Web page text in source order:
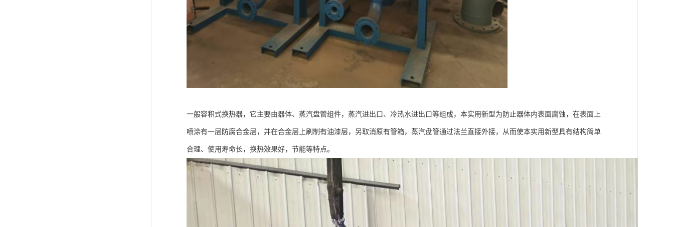
一般容积式换热器，它主要由器体、蒸汽盘管组件，蒸汽进出口、冷热水进出口等组成，本实用新型为防止器体内表面腐蚀，在表面上
喷涂有一层防腐合金层，并在合金层上刷制有油漆层，另取消原有管箱，蒸汽盘管通过法兰直接外接，从而使本实用新型具有结构简单
合理、使用寿命长，换热效果好，节能等特点。